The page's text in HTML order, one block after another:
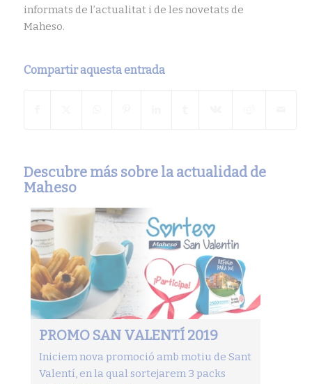
informats de l’actualitat i de les novetats de
Maheso.
Compartir aquesta entrada
Descubre más sobre la actualidad de
Maheso
PROMO SAN VALENTÍ 2019
Iniciem nova promoció amb motiu de Sant
Valentí, en la qual sortejarem 3 packs